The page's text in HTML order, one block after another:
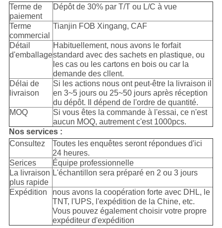
Terme de
paiement
Dépôt de 30% par T/T ou L/C à vue
Terme
commercial
Tianjin FOB Xingang, CAF
Détail
d'emballage
Habituellement, nous avons le forfait
standard avec des sachets en plastique, ou
les cas ou les cartons en bois ou car la
demande des cllent.
Délai de
livraison
Si les actions nous ont peut-être la livraison il
en 3~5 jours ou 25~50 jours après réception
du dépôt. Il dépend de l'ordre de quantité.
MOQ
Si vous êtes la commande à l'essai, ce n'est
aucun MOQ, autrement c'est 1000pcs.
Nos services :
Consultez
Toutes les enquêtes seront répondues d'ici
24 heures.
Serices
Équipe professionnelle
La livraison
plus rapide
L'échantillon sera préparé en 2 ou 3 jours
Expédition
nous avons la coopération forte avec DHL, le
TNT, l'UPS, l'expédition de la Chine, etc.
Vous pouvez également choisir votre propre
expéditeur d'expédition